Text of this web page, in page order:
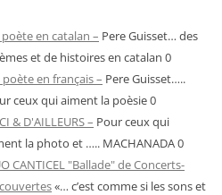
en catalan – Pere Guisset… des
et de histoires en catalan 0
poète en français – Pere Guisset…..
ceux qui aiment la poèsie 0
& D'AILLEURS – Pour ceux qui
la photo et ….. MACHANADA 0
CANTICEL "Ballade" de Concerts-
«… c’est comme si les sons et